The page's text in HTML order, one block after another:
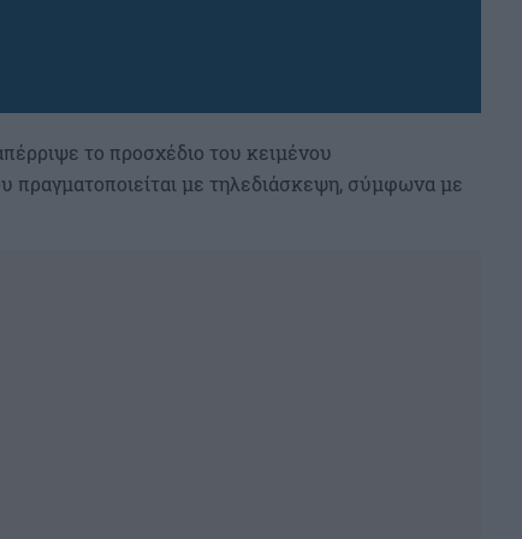
το προσχέδιο του κειμένου
πραγματοποιείται με τηλεδιάσκεψη, σύμφωνα με